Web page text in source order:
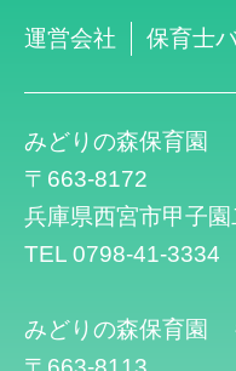
みどりの森保育園
〒663-8172
兵庫県西宮市甲子
TEL 0798-41-3334
みどりの森保育園
運営会社 保育士